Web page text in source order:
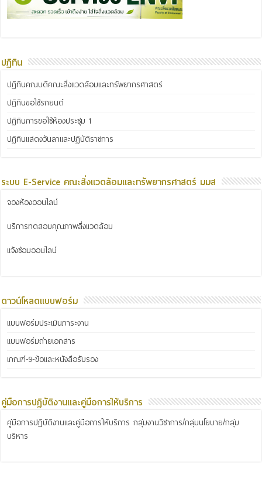
ปฏิทิน
ปฏิทินคณบดีคณะสิ่งแวดล้อมและทรัพยากรศาสตร์
ปฏิทินขอใช้รถยนต์
ปฏิทินการขอใช้ห้องประชุม 1
ปฏิทินแสดงวันลาและปฏิบัติราชการ
ระบบ E-Service คณะสิ่งแวดล้อมและทรัพยากรศาสตร์ มมส
จองห้องออนไลน์
บริการทดสอบคุณภาพสิ่งแวดล้อม
แจ้งซ่อมออนไลน์
ดาวน์โหลดแบบฟอร์ม
แบบฟอร์มประเมินภาระงาน
แบบฟอร์มถ่ายเอกสาร
เกณฑ์-9-ข้อและหนังสือรับรอง
คู่มือการปฏิบัติงานและคู่มือการให้บริการ
คู่มือการปฏิบัติงานและคู่มือการให้บริการ กลุ่มงานวิชาการ/กลุ่มนโยบาย/กลุ่ม
บริหาร